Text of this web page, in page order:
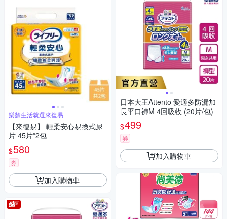
樂齡生活就選來復易
【來復易】 輕柔安心易換式尿
片 45片*2包
$580
券
加入購物車
日本大王Attento 愛適多防漏加
長平口褲M 4回吸收 (20片/包)
$499
券
加入購物車